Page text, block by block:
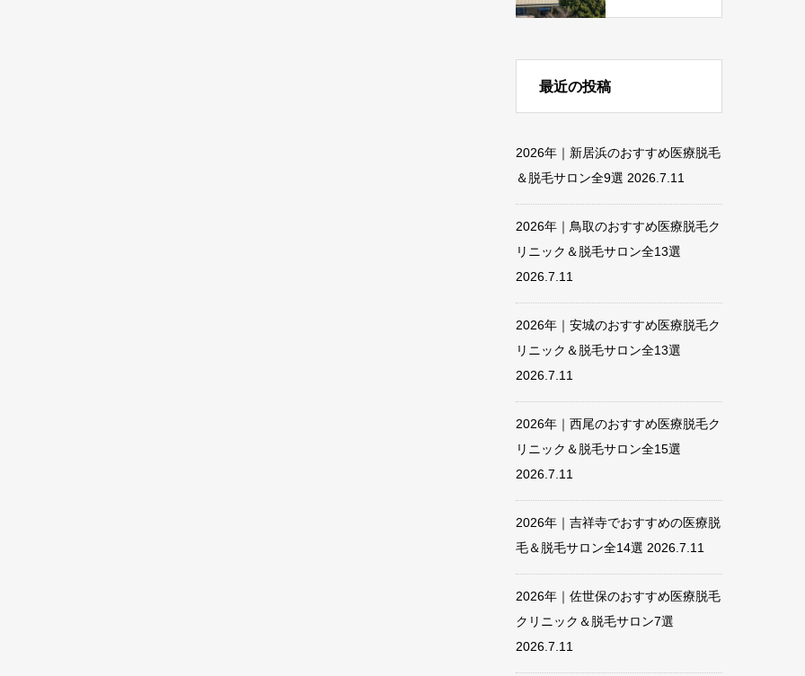
最近の投稿
2026年｜新居浜のおすすめ医療脱毛
＆脱毛サロン全9選 2026.7.11
2026年｜鳥取のおすすめ医療脱毛ク
リニック＆脱毛サロン全13選
2026.7.11
2026年｜安城のおすすめ医療脱毛ク
リニック＆脱毛サロン全13選
2026.7.11
2026年｜西尾のおすすめ医療脱毛ク
リニック＆脱毛サロン全15選
2026.7.11
2026年｜吉祥寺でおすすめの医療脱
毛＆脱毛サロン全14選 2026.7.11
2026年｜佐世保のおすすめ医療脱毛
クリニック＆脱毛サロン7選
2026.7.11